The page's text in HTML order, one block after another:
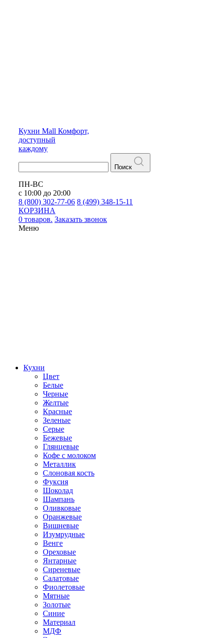
Кухни Mall Комфорт,
доступный
каждому
Поиск
ПН-ВС
с 10:00 до 20:00
8 (800) 302-77-06 8 (499) 348-15-11
КОРЗИНА
0 товаров. Заказать звонок
Меню
Кухни
Цвет
Белые
Черные
Желтые
Красные
Зеленые
Серые
Бежевые
Глянцевые
Кофе с молоком
Металлик
Слоновая кость
Фуксия
Шоколад
Шампань
Оливковые
Оранжевые
Вишневые
Изумрудные
Венге
Ореховые
Янтарные
Сиреневые
Салатовые
Фиолетовые
Мятные
Золотые
Синие
Материал
МДФ